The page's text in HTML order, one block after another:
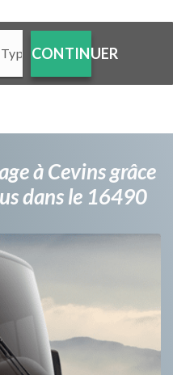
CONTINUER
à Cevins grâce
dans le 16490